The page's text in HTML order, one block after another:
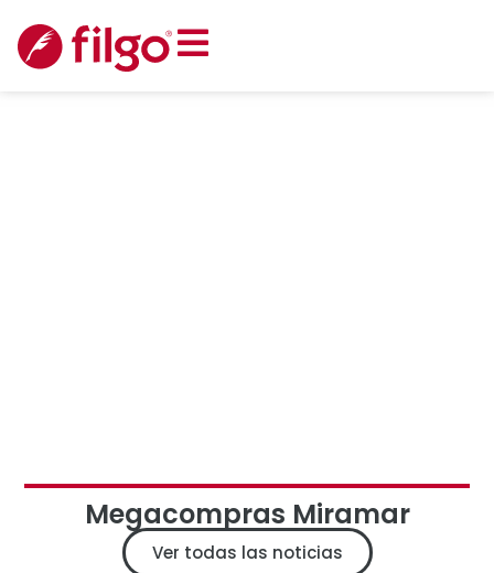
Megacompras Miramar
Ver todas las noticias